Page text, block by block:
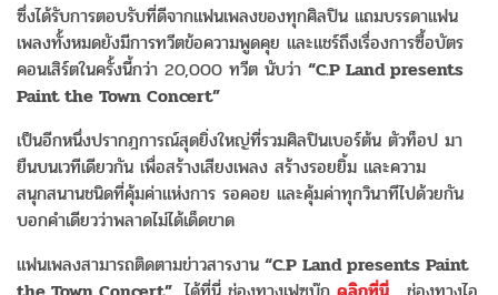
ซึ่งได้รับการตอบรับที่ดีจากแฟนเพลงของทุกศิลปิน แถมบรรดาแฟน
เพลงทั้งหมดยังมีการทวีตข้อความพูดคุย และแชร์ถึงเรื่องการซื้อบัตร
คอนเสิร์ตในครั้งนี้กว่า 20,000 ทวีต นับว่า “C.P Land presents
Paint the Town Concert”
เป็นอีกหนึ่งปรากฎการณ์สุดยิ่งใหญ่ที่รวมศิลปินเบอร์ต้น ตัวท็อป มา
ยืนบนเวทีเดียวกัน เพื่อสร้างเสียงเพลง สร้างรอยยิ้ม และความ
สนุกสนานชนิดที่คุ้มค่าแห่งการ รอคอย และคุ้มค่าทุกวินาทีไปด้วยกัน
บอกคำเดียวว่าพลาดไม่ได้เด็ดขาด
แฟนเพลงสามารถติดตามข่าวสารงาน “C.P Land presents Paint